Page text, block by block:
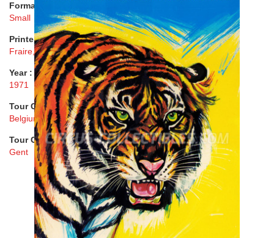
Format :
Small
Printer :
Fraire, Roma
Year :
1971
Tour Country :
Belgium
Tour City :
Gent